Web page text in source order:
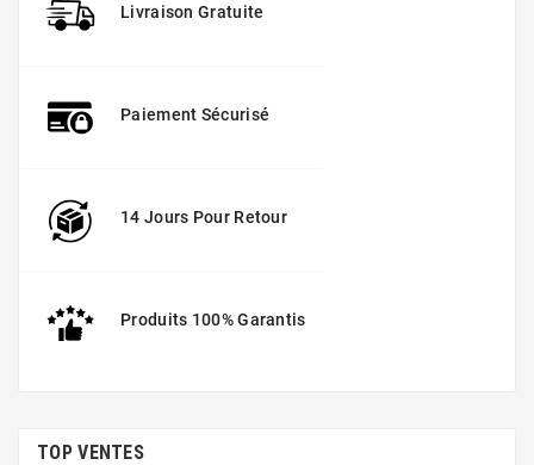
Livraison Gratuite
Paiement Sécurisé
14 Jours Pour Retour
Produits 100% Garantis
TOP VENTES